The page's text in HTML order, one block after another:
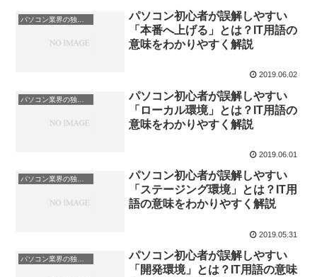
パソコン初心者が誤解しやすい
「本番へ上げる」とは？IT用語の
意味をわかりやすく解説
2019.06.02
パソコン初心者が誤解しやすい
「ローカル環境」とは？IT用語の
意味をわかりやすく解説
2019.06.01
パソコン業界の独特な言い回し
パソコン初心者が誤解しやすい
「ステージング環境」とは？IT用
語の意味をわかりやすく解説
2019.05.31
パソコン初心者が誤解しやすい
「開発環境」とは？IT用語の意味